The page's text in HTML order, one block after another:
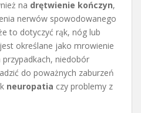
na drętwienie kończyn,
nerwów spowodowanego
to dotyczyć rąk, nóg lub
określane jako mrowienie
przypadkach, niedobór
do poważnych zaburzeń
neuropatia czy problemy z